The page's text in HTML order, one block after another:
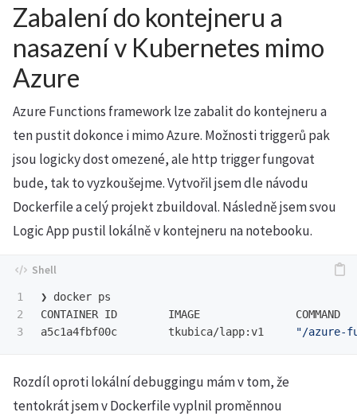
Zabalení do kontejneru a
nasazení v Kubernetes mimo
Azure
Azure Functions framework lze zabalit do kontejneru a
ten pustit dokonce i mimo Azure. Možnosti triggerů pak
jsou logicky dost omezené, ale http trigger fungovat
bude, tak to vyzkoušejme. Vytvořil jsem dle návodu
Dockerfile a celý projekt zbuildoval. Následně jsem svou
Logic App pustil lokálně v kontejneru na notebooku.
1
2
❯ docker ps
CONTAINER ID        IMAGE
a5c1a4fbf00c        tkubica/lapp:v1
"/azure-
Rozdíl oproti lokální debuggingu mám v tom, že
tentokrát jsem v Dockerfile vyplnil proměnnou